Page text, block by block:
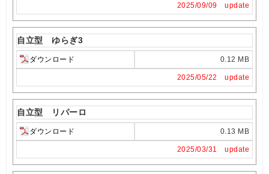
2025/09/09 update
自立型 ゆらぎ3
ダウンロード 0.12 MB
2025/05/22 update
自立型 リパーロ
ダウンロード 0.13 MB
2025/03/31 update